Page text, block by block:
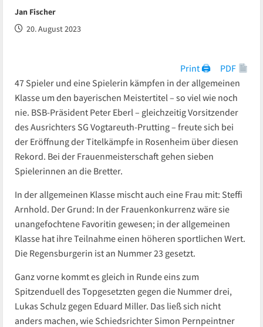
Jan Fischer
20. August 2023
Print 🖨
PDF
47 Spieler und eine Spielerin kämpfen in der allgemeinen
Klasse um den bayerischen Meistertitel – so viel wie noch
nie. BSB-Präsident Peter Eberl – gleichzeitig Vorsitzender
des Ausrichters SG Vogtareuth-Prutting – freute sich bei
der Eröffnung der Titelkämpfe in Rosenheim über diesen
Rekord. Bei der Frauenmeisterschaft gehen sieben
Spielerinnen an die Bretter.
In der allgemeinen Klasse mischt auch eine Frau mit: Steffi
Arnhold. Der Grund: In der Frauenkonkurrenz wäre sie
unangefochtene Favoritin gewesen; in der allgemeinen
Klasse hat ihre Teilnahme einen höheren sportlichen Wert.
Die Regensburgerin ist an Nummer 23 gesetzt.
Ganz vorne kommt es gleich in Runde eins zum
Spitzenduell des Topgesetzten gegen die Nummer drei,
Lukas Schulz gegen Eduard Miller. Das ließ sich nicht
anders machen, wie Schiedsrichter Simon Pernpeintner